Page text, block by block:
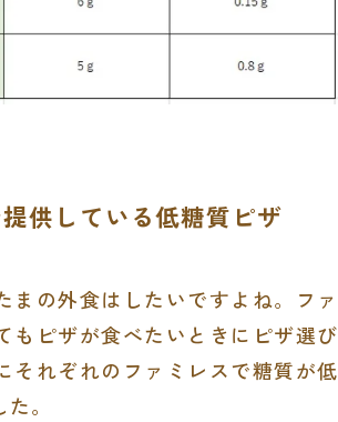
供している低糖質ピザ
まの外食はしたいですよね。ファ
もピザが食べたいときにピザ選び
それぞれのファミレスで糖質が低
。